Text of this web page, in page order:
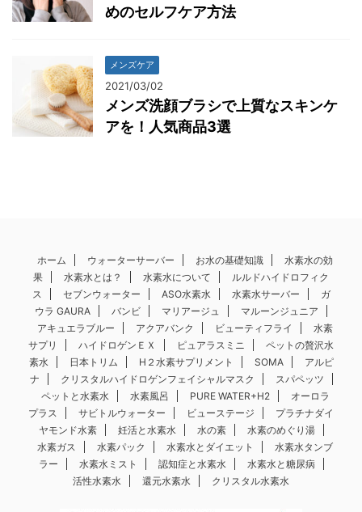
めのセルフケア方法
メンズケア
2021/03/02
メンズ洗顔ブラシで上質なスキンケ
アを！人気商品3選
ホーム ウォーターサーバー お水の基礎知識
水素水の効
果
水素水とは？ 水素水について
ルルドハイドロフィク
ス
セブンウォーター ASO水素水 水素水サーバー
ガ
ウラ GAURA
バンビ マリアージュ
マルーンジュニア
アキュエラブルー
アクアバンク ビューティフライ
水素
サプリ
ハイドロゲンＥＸ ピュアラスミニ
ペットの贅沢水
素水
日本トリム H２水素サプリメント SOMA
アルピ
ナ
クリスタルハイドロゲンフェイシャルマスク
スパペッツ
ペットと水素水
水素風呂 PURE WATER+H2
オーロラ
プラス
サビトルウォーター ビューステージ
プラチナダイ
ヤモンド水素
妊活と水素水 水の素
水素のめぐり湯
水素ガス
水素パック 水素水とダイエット
水素水タンブ
ラー
水素水ミスト 認知症と水素水
水素水と糖尿病
活性水素水
還元水素水 クリスタル水素水